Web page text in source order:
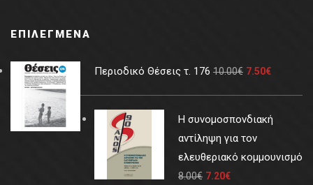
ΕΠΙΛΕΓΜΈΝΑ
Περιοδικό Θέσεις τ. 176 10.00€ 7.50€
Η συνομοσπονδιακή
αντίληψη για τον
ελευθεριακό κομμουνισμό
8.00€ 7.20€